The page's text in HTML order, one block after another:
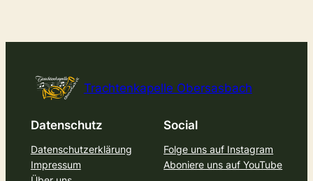
Trachtenkapelle Obersasbach
Datenschutz
Datenschutzerklärung
Impressum
Social
Folge uns auf Instagram
Aboniere uns auf YouTube